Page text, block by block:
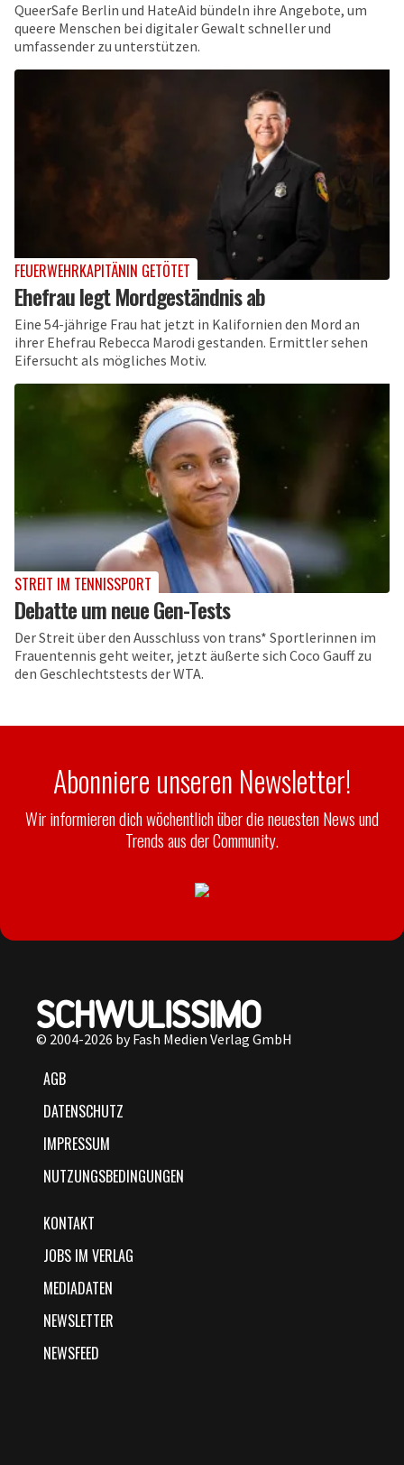
QueerSafe Berlin und HateAid bündeln ihre Angebote, um
queere Menschen bei digitaler Gewalt schneller und
umfassender zu unterstützen.
FEUERWEHRKAPITÄNIN GETÖTET
Ehefrau legt Mordgeständnis ab
Eine 54-jährige Frau hat jetzt in Kalifornien den Mord an
ihrer Ehefrau Rebecca Marodi gestanden. Ermittler sehen
Eifersucht als mögliches Motiv.
STREIT IM TENNISSPORT
Debatte um neue Gen-Tests
Der Streit über den Ausschluss von trans* Sportlerinnen im
Frauentennis geht weiter, jetzt äußerte sich Coco Gauff zu
den Geschlechtstests der WTA.
Abonniere unseren Newsletter!
Wir informieren dich wöchentlich über die neuesten News und
Trends aus der Community.
© 2004-2026 by Fash Medien Verlag GmbH
AGB
DATENSCHUTZ
IMPRESSUM
NUTZUNGSBEDINGUNGEN
KONTAKT
JOBS IM VERLAG
MEDIADATEN
NEWSLETTER
NEWSFEED